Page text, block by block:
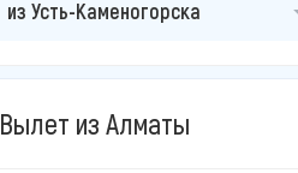
из Усть-Каменогорска
Вылет из Алматы